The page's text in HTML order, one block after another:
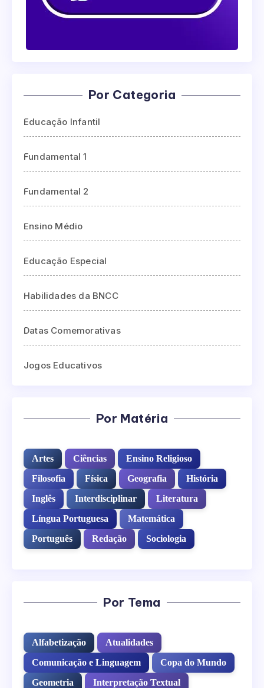
Por Categoria
Educação Infantil
Fundamental 1
Fundamental 2
Ensino Médio
Educação Especial
Habilidades da BNCC
Datas Comemorativas
Jogos Educativos
Por Matéria
Artes Ciências
Ensino Religioso
Filosofia
Física Geografia
História
Inglês
Interdisciplinar
Literatura
Língua Portuguesa
Matemática
Português
Redação Sociologia
Por Tema
Alfabetização
Atualidades
Comunicação e Linguagem
Copa do Mundo
Geometria
Interpretação Textual